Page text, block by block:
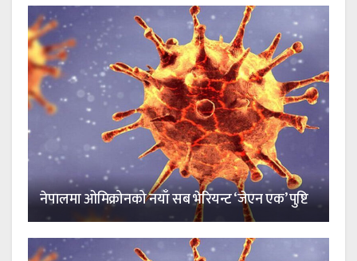
नेपालमा ओमिक्रोनको नयाँ सब भेरियन्ट ‘जेएन एक’ पुष्टि